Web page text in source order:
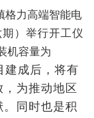
格力高端智能电
） 举行开工仪
机容量为
建成后，将有
为推动地区
同时也是积